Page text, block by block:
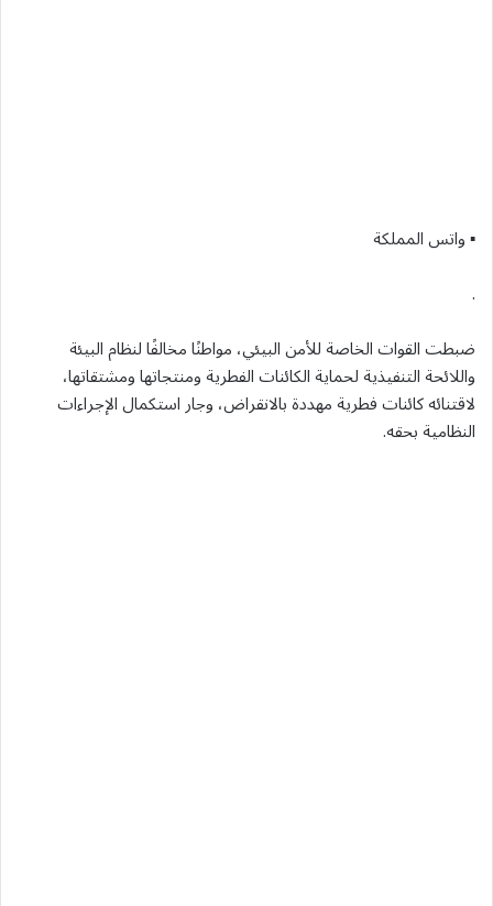
▪︎ واتس المملكة
.
ضبطت القوات الخاصة للأمن البيئي، مواطنًا مخالفًا لنظام البيئة
واللائحة التنفيذية لحماية الكائنات الفطرية ومنتجاتها ومشتقاتها،
لاقتنائه كائنات فطرية مهددة بالانقراض، وجار استكمال الإجراءات
النظامية بحقه.